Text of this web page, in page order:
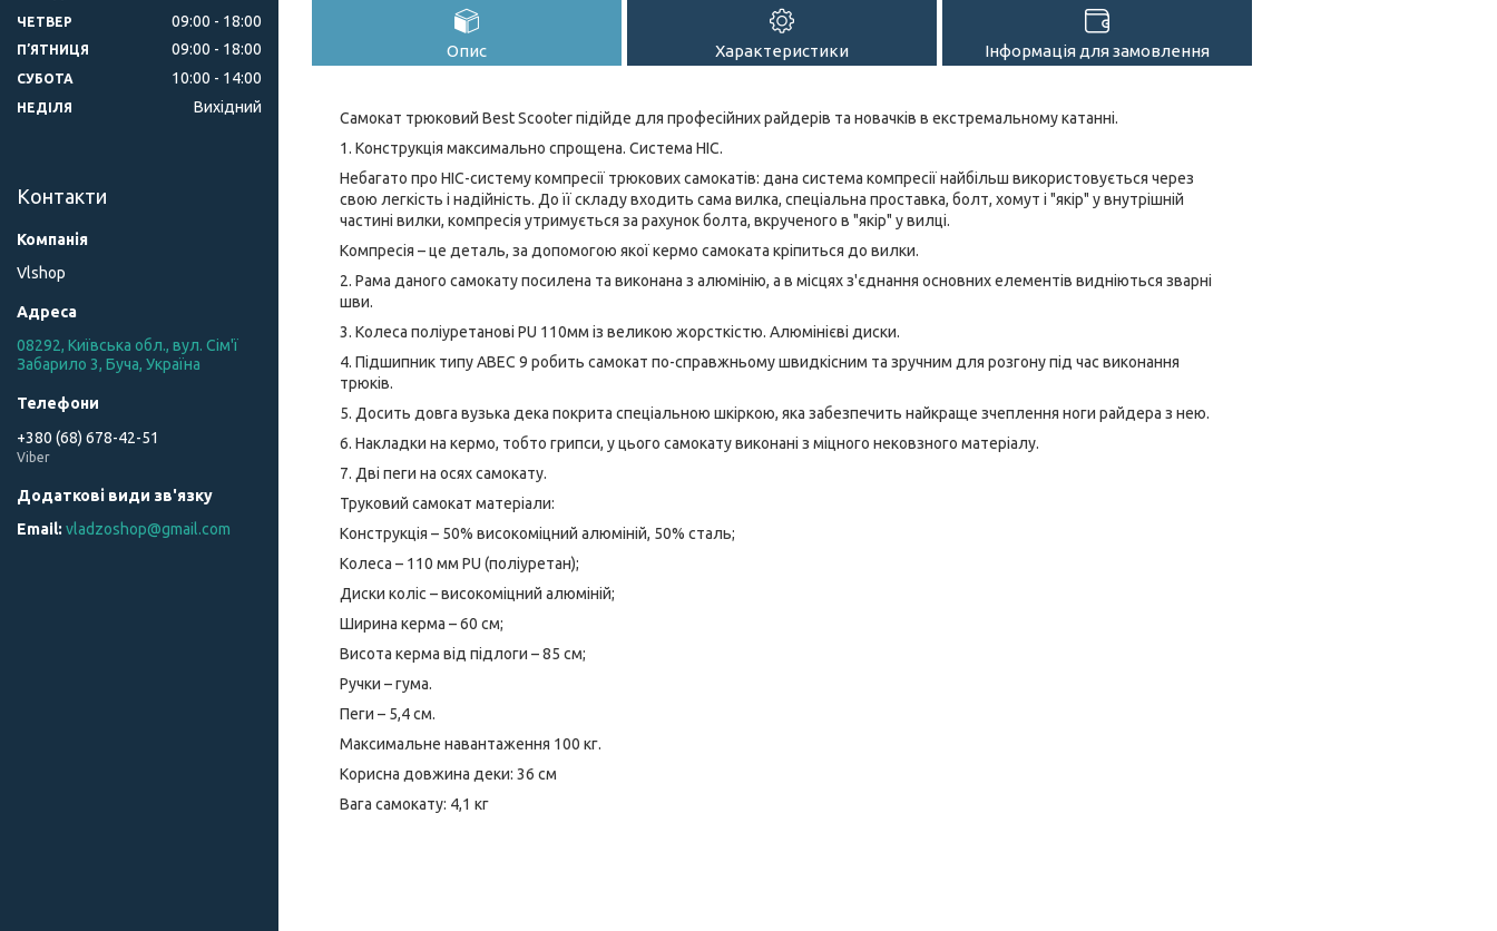
Опис Характеристики Інформація для замовлення
Самокат трюковий Best Scooter підійде для професійних райдерів та новачків в екстремальному катанні.
1. Конструкція максимально спрощена. Система HIC.
Небагато про HIC-систему компресії трюкових самокатів: дана система компресії найбільш використовується через
свою легкість і надійність. До її складу входить сама вилка, спеціальна проставка, болт, хомут і "якір" у внутрішній
частині вилки, компресія утримується за рахунок болта, вкрученого в "якір" у вилці.
Компресія – це деталь, за допомогою якої кермо самоката кріпиться до вилки.
2. Рама даного самокату посилена та виконана з алюмінію, а в місцях з'єднання основних елементів видніються зварні
шви.
3. Колеса поліуретанові PU 110мм із великою жорсткістю. Алюмінієві диски.
4. Підшипник типу ABEC 9 робить самокат по-справжньому швидкісним та зручним для розгону під час виконання
трюків.
5. Досить довга вузька дека покрита спеціальною шкіркою, яка забезпечить найкраще зчеплення ноги райдера з нею.
6. Накладки на кермо, тобто грипси, у цього самокату виконані з міцного нековзного матеріалу.
7. Дві пеги на осях самокату.
Труковий самокат матеріали:
Конструкція – 50% високоміцний алюміній, 50% сталь;
Колеса – 110 мм PU (поліуретан);
Диски коліс – високоміцний алюміній;
Ширина керма – 60 см;
Висота керма від підлоги – 85 см;
Ручки – гума.
Пеги – 5,4 см.
Максимальне навантаження 100 кг.
Корисна довжина деки: 36 см
Вага самокату: 4,1 кг
ЧЕТВЕР 09:00 18:00
ПʼЯТНИЦЯ 09:00 18:00
СУБОТА 10:00 14:00
НЕДІЛЯ Вихідний
Контакти
Vlshop
08292, Київська обл., вул. Сім'ї
Забарило 3, Буча, Україна
+380 (68) 678-42-51
Viber
vladzoshop@gmail.com